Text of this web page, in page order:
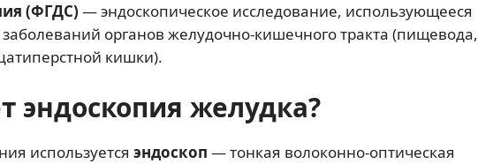
(ФГДС) — эндоскопическое исследование, использующееся
органов желудочно-кишечного тракта (пищевода,
кишки).
эндоскопия желудка?
используется эндоскоп — тонкая волоконно-оптическая